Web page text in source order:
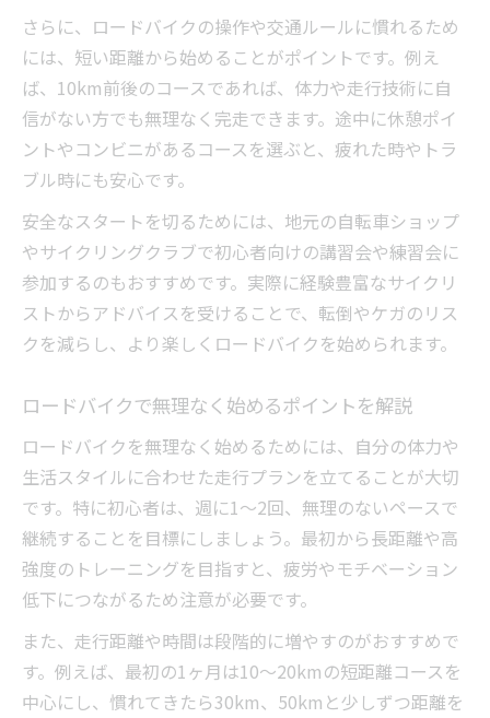
ロードバイクで楽しみながら体力をつける
方法
ロードバイク仲間づくりのベストな方法を紹介
ロードバイク仲間作り方と初心者向け交流
術
ロードバイクサークルに参加するメリット
とは
初心者におすすめのロードバイク練習会参
加術
ロードバイククラブで得られる仲間との繋
ロードバイクチーム探し方と注意すべき点
初めてのロングライド挑戦へ安心の距離設定と
は
ロードバイク初心者が無理なく走る距離の
目安
ロードバイクで10km走る所要時間を知ろう
ロードバイクで100km挑戦を目指す段階的
プラン
ロングライド前に準備したい休憩や補給の
工夫
さらに、ロードバイクの操作や交通ルールに慣れるため
には、短い距離から始めることがポイントです。例え
ば、10km前後のコースであれば、体力や走行技術に自
信がない方でも無理なく完走できます。途中に休憩ポイ
ントやコンビニがあるコースを選ぶと、疲れた時やトラ
ブル時にも安心です。
安全なスタートを切るためには、地元の自転車ショップ
やサイクリングクラブで初心者向けの講習会や練習会に
参加するのもおすすめです。実際に経験豊富なサイクリ
ストからアドバイスを受けることで、転倒やケガのリス
クを減らし、より楽しくロードバイクを始められます。
ロードバイクで無理なく始めるポイントを解説
ロードバイクを無理なく始めるためには、自分の体力や
生活スタイルに合わせた走行プランを立てることが大切
です。特に初心者は、週に1〜2回、無理のないペースで
継続することを目標にしましょう。最初から長距離や高
強度のトレーニングを目指すと、疲労やモチベーション
低下につながるため注意が必要です。
また、走行距離や時間は段階的に増やすのがおすすめで
す。例えば、最初の1ヶ月は10〜20kmの短距離コースを
中心にし、慣れてきたら30km、50kmと少しずつ距離を